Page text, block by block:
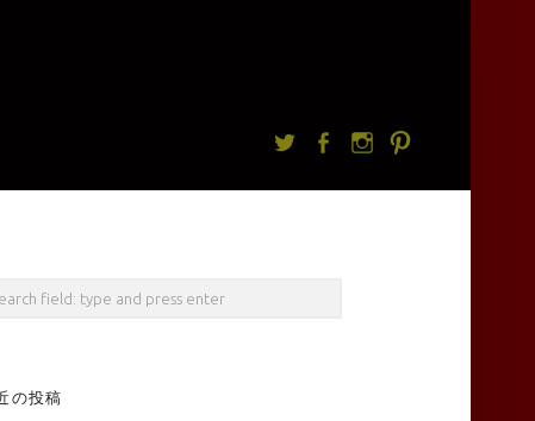
Twitterfacebook
Instagram
Pintrest
の投稿